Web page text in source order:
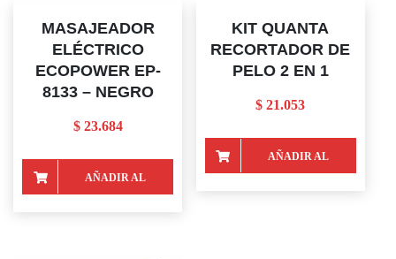
MASAJEADOR
ELÉCTRICO
ECOPOWER EP-
8133 – NEGRO
$23.684
AÑADIR AL
KIT QUANTA
RECORTADOR DE
PELO 2 EN 1
$ 21.053
AÑADIR AL